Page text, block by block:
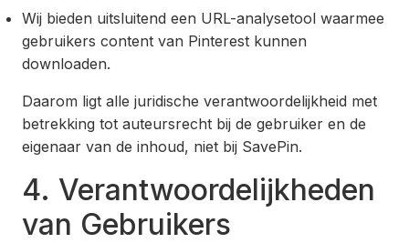
Wij bieden uitsluitend een URL-analysetool waarmee
gebruikers content van Pinterest kunnen
downloaden.
Daarom ligt alle juridische verantwoordelijkheid met
betrekking tot auteursrecht bij de gebruiker en de
eigenaar van de inhoud, niet bij SavePin.
4. Verantwoordelijkheden
van Gebruikers